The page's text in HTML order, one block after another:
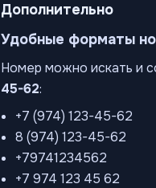
Дополнительно
Удобные форматы
Номер можно искать и
45-62:
+7 (974) 123-45-62
8 (974) 123-45-62
+79741234562
+7 974 123 45 62